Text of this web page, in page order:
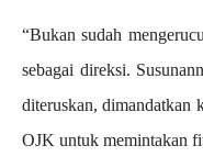
“Bukan sudah
sebagai direksi.
diteruskan, dimandatkan
OJK untuk memintakan